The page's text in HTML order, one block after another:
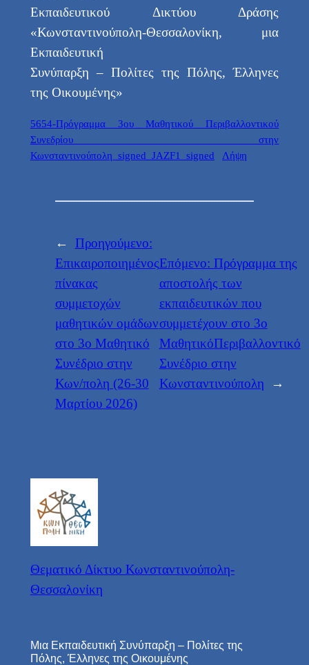
Εκπαιδευτικού Δικτύου Δράσης
«Κωνσταντινούπολη-Θεσσαλονίκη, μια
Εκπαιδευτική
Συνύπαρξη – Πολίτες της Πόλης, Έλληνες
της Οικουμένης»
5654-Πρόγραμμα 3ου Μαθητικού Περιβαλλοντικού
Συνεδρίου στην
Κωνσταντινούπολη_signed_JAZF1_signed
Λήψη
←
Προηγούμενο:
Επικαιροποιημένος
πίνακας
συμμετοχών
μαθητικών ομάδων
στο 3ο Μαθητικό
Συνέδριο στην
Κων/πολη (26-30
Μαρτίου 2026)
Επόμενο: Πρόγραμμα της
αποστολής των
εκπαιδευτικών που
συμμετέχουν στο 3ο
ΜαθητικόΠεριβαλλοντικό
Συνέδριο στην
Κωνσταντινούπολη
→
Θεματικό Δίκτυο Κωνσταντινούπολη-
Θεσσαλονίκη
Μια Εκπαιδευτική Συνύπαρξη – Πολίτες της
Πόλης, Έλληνες της Οικουμένης